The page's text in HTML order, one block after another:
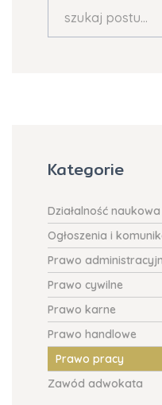
Kategorie
Działalność naukowa
Ogłoszenia i
Prawo
Prawo cywilne
Prawo karne
Prawo handlowe
Prawo pracy
Zawód adwokata